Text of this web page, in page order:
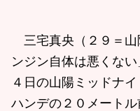
三宅真央（２９＝山
ンジン自体は悪くな
４日の山陽ミッドナ
ハンデの２０メート